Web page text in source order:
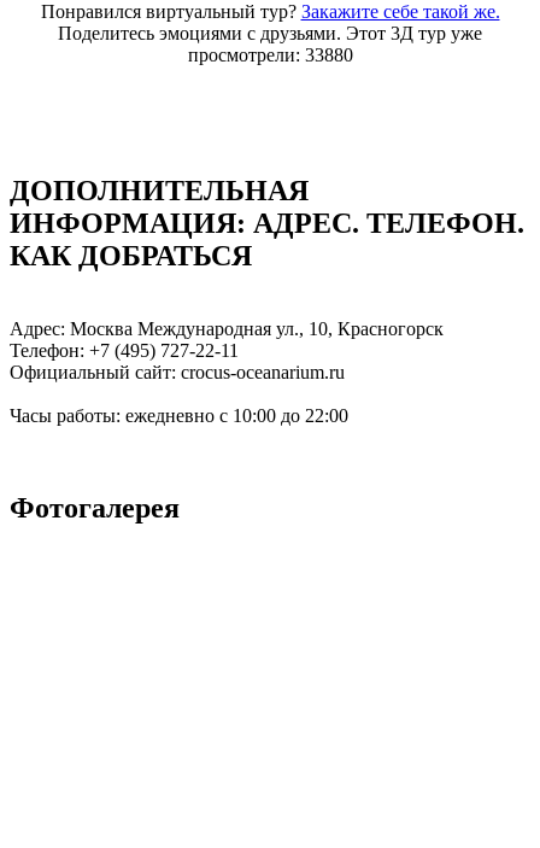
Понравился виртуальный тур? Закажите себе такой же.
Поделитесь эмоциями с друзьями. Этот 3Д тур уже
просмотрели: 33880
ДОПОЛНИТЕЛЬНАЯ
ИНФОРМАЦИЯ: АДРЕC. ТЕЛЕФОН.
КАК ДОБРАТЬСЯ
Адрес: Москва Международная ул., 10, Красногорск
Телефон: +7 (495) 727-22-11
Официальный сайт: crocus-oceanarium.ru
Часы работы: ежедневно с 10:00 до 22:00
Фотогалерея